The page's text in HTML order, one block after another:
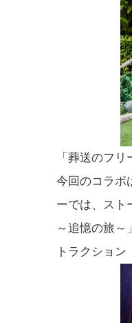
「葬送のフ
今回のコラボ
ーでは、スト
～追憶の旅～
トラクショ